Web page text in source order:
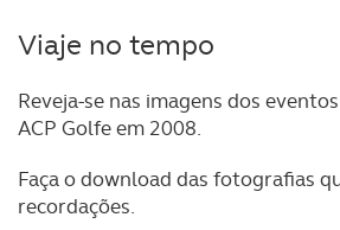
Viaje no tempo
Reveja-se nas imagens dos
ACP Golfe em 2008.
Faça o download das fotografias
recordações.